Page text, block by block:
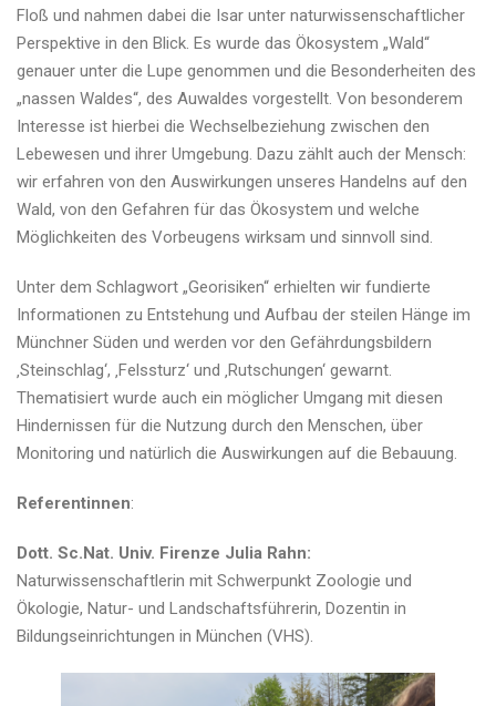
Floß und nahmen dabei die Isar unter naturwissenschaftlicher
Perspektive in den Blick. Es wurde das Ökosystem „Wald“
genauer unter die Lupe genommen und die Besonderheiten des
„nassen Waldes“, des Auwaldes vorgestellt. Von besonderem
Interesse ist hierbei die Wechselbeziehung zwischen den
Lebewesen und ihrer Umgebung. Dazu zählt auch der Mensch:
wir erfahren von den Auswirkungen unseres Handelns auf den
Wald, von den Gefahren für das Ökosystem und welche
Möglichkeiten des Vorbeugens wirksam und sinnvoll sind.
Unter dem Schlagwort „Georisiken“ erhielten wir fundierte
Informationen zu Entstehung und Aufbau der steilen Hänge im
Münchner Süden und werden vor den Gefährdungsbildern
‚Steinschlag‘, ‚Felssturz‘ und ‚Rutschungen‘ gewarnt.
Thematisiert wurde auch ein möglicher Umgang mit diesen
Hindernissen für die Nutzung durch den Menschen, über
Monitoring und natürlich die Auswirkungen auf die Bebauung.
Referentinnen:
Dott. Sc.Nat. Univ. Firenze Julia Rahn:
Naturwissenschaftlerin mit Schwerpunkt Zoologie und
Ökologie, Natur- und Landschaftsführerin, Dozentin in
Bildungseinrichtungen in München (VHS).